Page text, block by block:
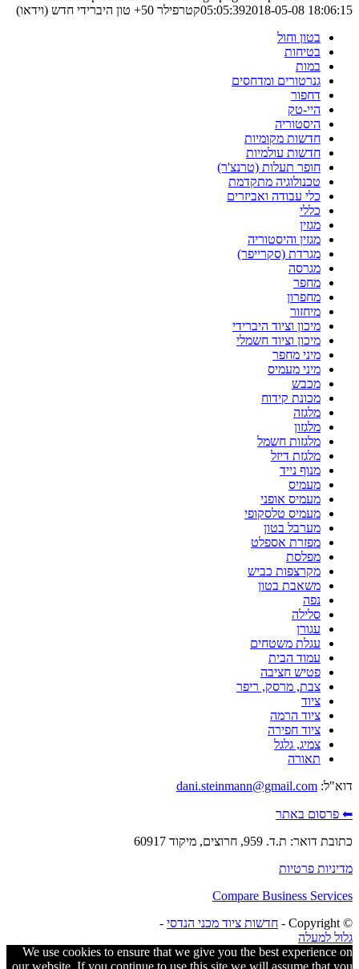
05:05:392018-05-08 18:06:15
קטרפילר 50+ טון היברידי חדש (וידאו)
בטון וחול
בטיחות
במות
גנרטורים ומדחסים
דחפור
היי-טק
היסטוריה
חדשות מקומיות
חדשות עולמיות
חופר תעלות (טרנצ'ר)
טכנולוגיה מתקדמת
כלי עבודה ואביזרים
כללי
מגזין
מגזין והיסטוריה
מגרדת (סקרייפר)
מגרסה
מחפר
מחפרון
מיחזור
מיכון וציוד היברידי
מיכון וציוד חשמלי
מיני מחפר
מיני מעמיס
מכבש
מכונת קידוח
מלגזה
מלגזון
מלגזות חשמל
מלגזת דיזל
מנוף נייד
מעמיס
מעמיס אופני
מעמיס טלסקופי
מערבל בטון
מפזרת אספלט
מפלסת
מקרצפות כביש
משאבת בטון
נפה
סלילה
עגורן
עגלת משטחים
עמוד הבית
פטיש חציבה
צבת, מרסק, ריפר
ציוד
ציוד הרמה
ציוד חפירה
צמיג, גלגל
תאורה
דוא"ל: dani.steinmann@gmail.com
⬅ פרסום באתר
כתובת דואר: ת.ד. 959, חרוצים, מיקוד 60917
מדיניות פרטיות
Compare Business Services
© ‫Copyright -
חדשות ציוד מכני הנדסי -
גלול למעלה
We use cookies to ensure that we give you the best experience on
our website. If you continue to use this site we will assume that you